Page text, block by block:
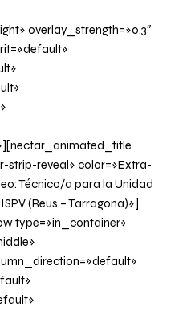
overlay_strength=»0.3″
strip-reveal» color=»Extra-
Técnico/a para la Unidad
(Reus – Tarragona)»]
type=»in_container»